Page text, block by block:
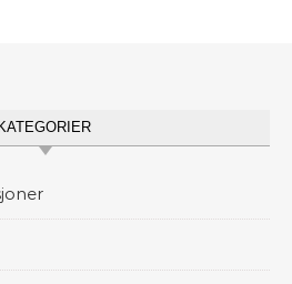
KATEGORIER